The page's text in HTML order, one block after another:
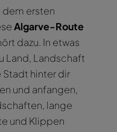
dem ersten
Algarve-Route
dazu. In etwas
Land, Landschaft
Stadt hinter dir
und anfangen,
lange
und Klippen